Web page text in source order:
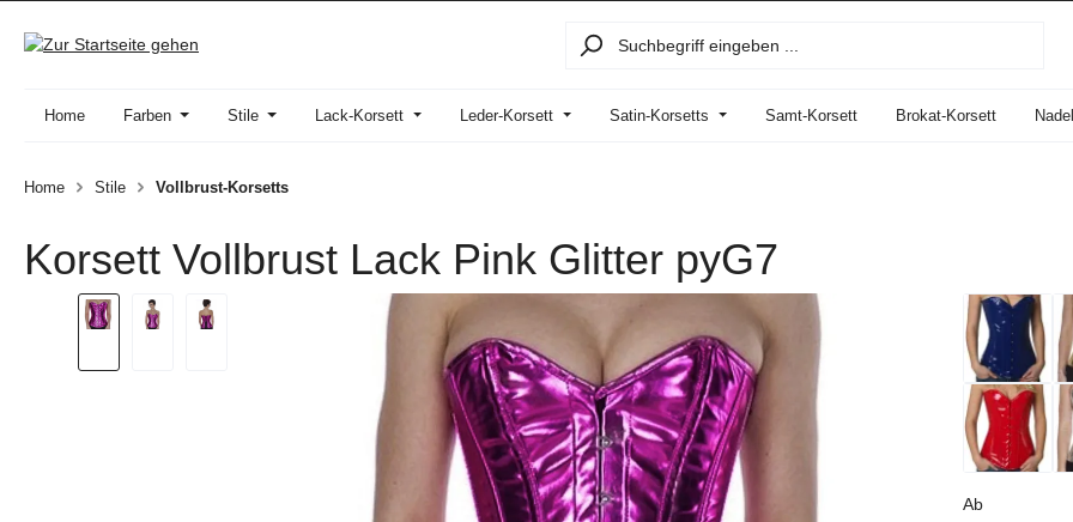
Home Farben Stile Lack-Korsett Leder-Korsett Satin-Korsetts Samt-Korsett Brokat-Korsett
Home Stile Vollbrust-Korsetts
Korsett Vollbrust Lack Pink Glitter pyG7
Bildergalerie überspringen
AbRegulärer